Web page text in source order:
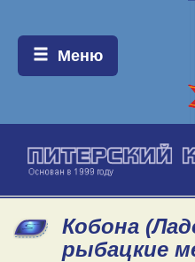
Меню:
Меню
Кобона
рыбацкие